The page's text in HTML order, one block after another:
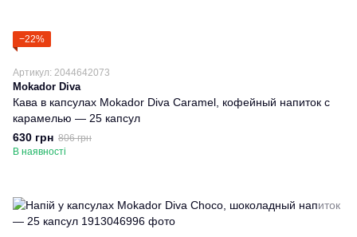
−22%
Артикул: 2044642073
Mokador Diva
Кава в капсулах Mokador Diva Caramel, кофейный напиток с
карамелью — 25 капсул
630 грн 806 грн
В наявності